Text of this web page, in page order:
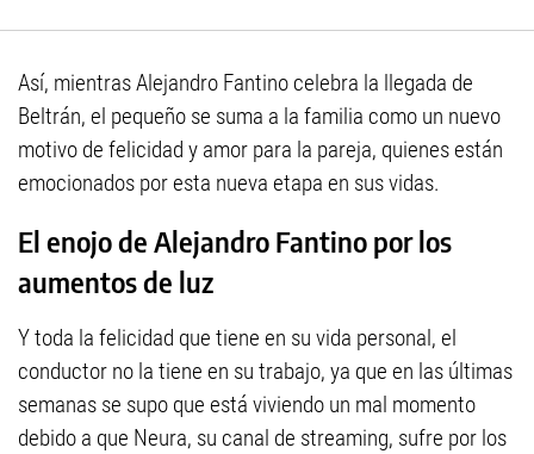
Así, mientras Alejandro Fantino celebra la llegada de
Beltrán, el pequeño se suma a la familia como un nuevo
motivo de felicidad y amor para la pareja, quienes están
emocionados por esta nueva etapa en sus vidas.
El enojo de Alejandro Fantino por los
aumentos de luz
Y toda la felicidad que tiene en su vida personal, el
conductor no la tiene en su trabajo, ya que en las últimas
semanas se supo que está viviendo un mal momento
debido a que Neura, su canal de streaming, sufre por los